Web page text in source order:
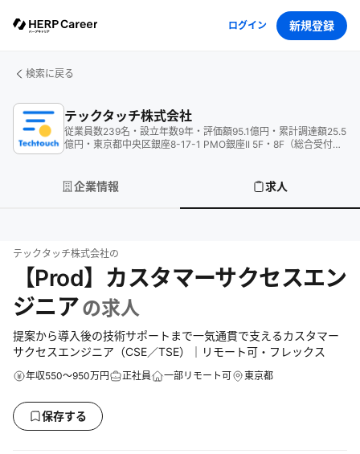
ログイン 新規登録
検索に戻る
テックタッチ株式会社
従業員数239名 ・ 設立年数9年 ・ 評価額95.1億円 ・ 累計調達額25.5
億円 ・ 東京都中央区銀座8-17-1 PMO銀座II 5F・8F（総合受付
企業情報 求人
テックタッチ株式会社の
【Prod】カスタマーサクセスエン
ジニアの求人
提案から導入後の技術サポートまで一気通貫で支えるカスタマー
サクセスエンジニア（CSE／TSE）｜リモート可・フレックス
年収550～950万円 正社員 一部リモート可 東京都
保存する